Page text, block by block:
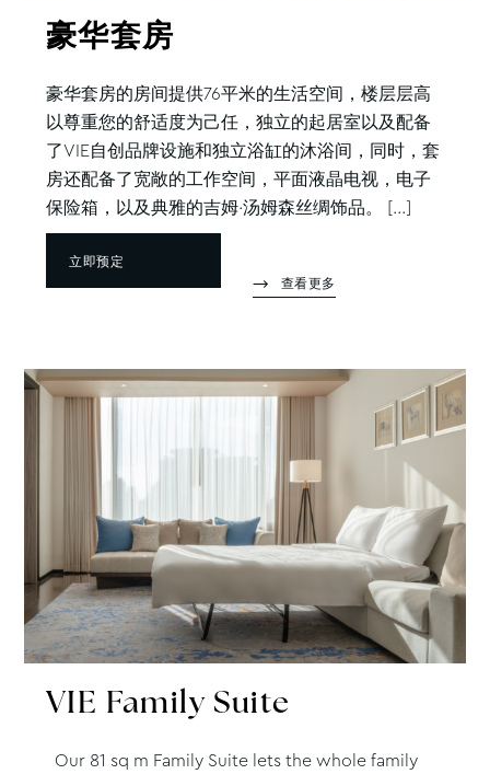
豪华套房
豪华套房的房间提供76平米的生活空间，楼层层高
以尊重您的舒适度为己任，独立的起居室以及配备
了VIE自创品牌设施和独立浴缸的沐浴间，同时，套
房还配备了宽敞的工作空间，平面液晶电视，电子
保险箱，以及典雅的吉姆·汤姆森丝绸饰品。 [...]
立即预定
查看更多
VIE Family Suite
Our 81 sq m Family Suite lets the whole family